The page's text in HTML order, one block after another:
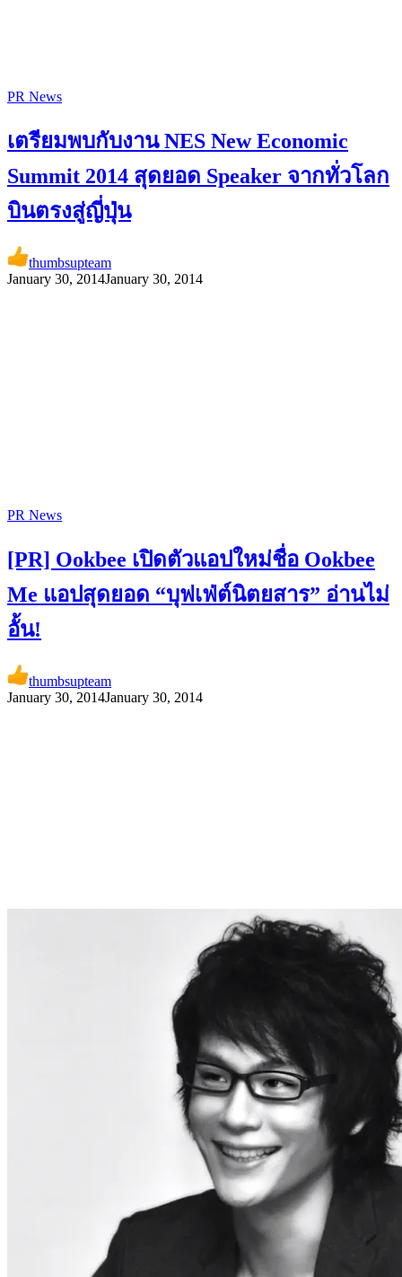
PR News
เตรียมพบกับงาน NES New Economic
Summit 2014 สุดยอด Speaker จากทั่วโลก
บินตรงสู่ญี่ปุ่น
thumbsupteam
January 30, 2014January 30, 2014
PR News
[PR] Ookbee เปิดตัวแอปใหม่ชื่อ Ookbee
Me แอปสุดยอด “บุฟเฟ่ต์นิตยสาร” อ่านไม่
อั้น!
thumbsupteam
January 30, 2014January 30, 2014